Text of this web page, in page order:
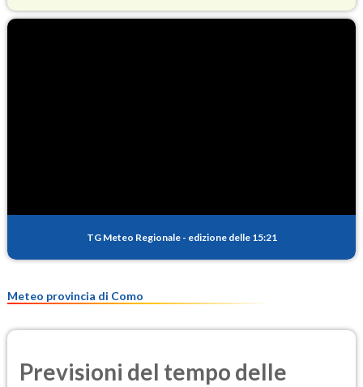
PM25
TG Meteo Regionale - edizione delle 15:21
Meteo provincia di Como
Previsioni del tempo delle